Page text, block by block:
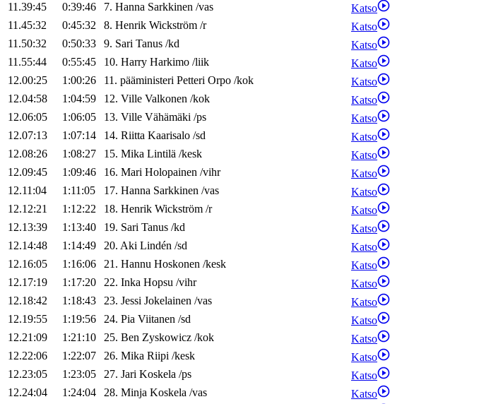
11.39:45
0:39:46 7. Hanna Sarkkinen /vas
Katso
11.45:32
0:45:32 8. Henrik Wickström /r
Katso
11.50:32
0:50:33 9. Sari Tanus /kd
Katso
11.55:44
0:55:45 10. Harry Harkimo /liik
Katso
12.00:25
1:00:26 11. pääministeri Petteri Orpo /kok
Katso
12.04:58
1:04:59 12. Ville Valkonen /kok
Katso
12.06:05
1:06:05 13. Ville Vähämäki /ps
Katso
12.07:13
1:07:14 14. Riitta Kaarisalo /sd
Katso
12.08:26
1:08:27 15. Mika Lintilä /kesk
Katso
12.09:45
1:09:46 16. Mari Holopainen /vihr
Katso
12.11:04
1:11:05 17. Hanna Sarkkinen /vas
Katso
12.12:21
1:12:22 18. Henrik Wickström /r
Katso
12.13:39
1:13:40 19. Sari Tanus /kd
Katso
12.14:48
1:14:49 20. Aki Lindén /sd
Katso
12.16:05
1:16:06 21. Hannu Hoskonen /kesk
Katso
12.17:19
1:17:20 22. Inka Hopsu /vihr
Katso
12.18:42
1:18:43 23. Jessi Jokelainen /vas
Katso
12.19:55
1:19:56 24. Pia Viitanen /sd
Katso
12.21:09
1:21:10 25. Ben Zyskowicz /kok
Katso
12.22:06
1:22:07 26. Mika Riipi /kesk
Katso
12.23:05
1:23:05 27. Jari Koskela /ps
Katso
12.24:04
1:24:04 28. Minja Koskela /vas
Katso